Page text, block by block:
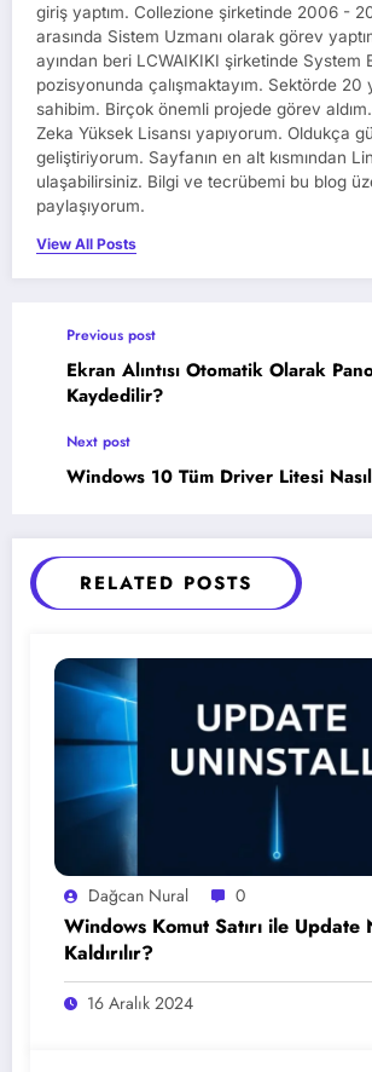
giriş yaptım. Collezione şirketinde 2006 -
arasında Sistem Uzmanı olarak görev
ayından beri LCWAIKIKI şirketinde System
pozisyonunda çalışmaktayım. Sektörde 20
sahibim. Birçok önemli projede görev
Zeka Yüksek Lisansı yapıyorum. Oldukça
geliştiriyorum. Sayfanın en alt kısmından
ulaşabilirsiniz. Bilgi ve tecrübemi bu blog
paylaşıyorum.
View All Posts
Previous post
Ekran Alıntısı Otomatik Olarak
Kaydedilir?
Next post
Windows 10 Tüm Driver Litesi Nasıl
RELATED POSTS
Dağcan Nural 0
Windows Komut Satırı ile Update
Kaldırılır?
16 Aralık 2024